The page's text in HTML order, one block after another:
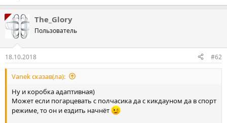
The_Glory
Пользователь
18.10.2018 #62
Vanek сказав(ла):
Ну и коробка адаптивная)
Может если погарцевать с полчасика да с кикдауном да в спорт
режиме, то он и ездить начнёт